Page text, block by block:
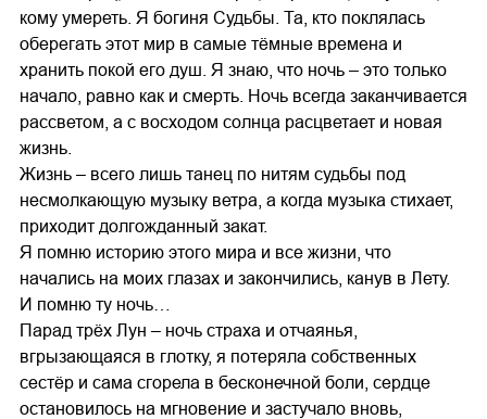
кому умереть. Я богиня Судьбы. Та, кто поклялась
оберегать этот мир в самые тёмные времена и
хранить покой его душ. Я знаю, что ночь – это только
начало, равно как и смерть. Ночь всегда заканчивается
рассветом, а с восходом солнца расцветает и новая
жизнь.
Жизнь – всего лишь танец по нитям судьбы под
несмолкающую музыку ветра, а когда музыка стихает,
приходит долгожданный закат.
Я помню историю этого мира и все жизни, что
начались на моих глазах и закончились, канув в Лету.
И помню ту ночь…
Парад трёх Лун – ночь страха и отчаянья,
вгрызающаяся в глотку, я потеряла собственных
сестёр и сама сгорела в бесконечной боли, сердце
остановилось на мгновение и застучало вновь,